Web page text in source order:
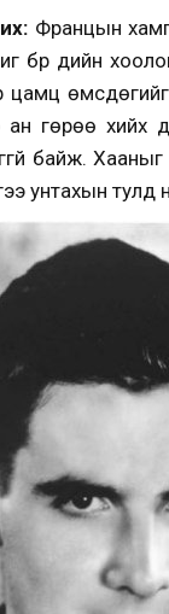
Францын
бүр үдийн
цамц
гөрөө хийх
байж.
унтахын